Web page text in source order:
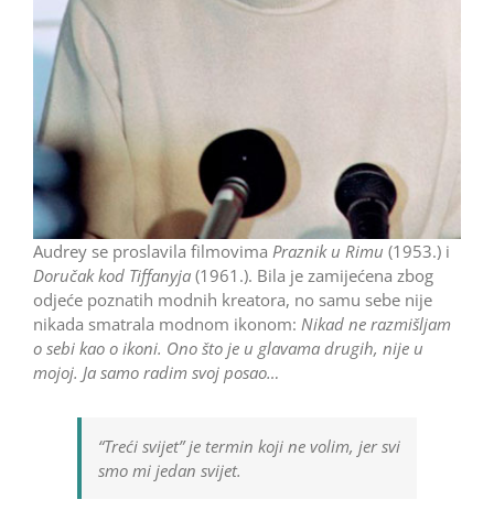
Audrey se proslavila filmovima Praznik u Rimu (1953.) i
Doručak kod Tiffanyja (1961.). Bila je zamijećena zbog
odjeće poznatih modnih kreatora, no samu sebe nije
nikada smatrala modnom ikonom: Nikad ne razmišljam
o sebi kao o ikoni. Ono što je u glavama drugih, nije u
mojoj. Ja samo radim svoj posao…
“Treći svijet” je termin koji ne volim, jer svi
smo mi jedan svijet.